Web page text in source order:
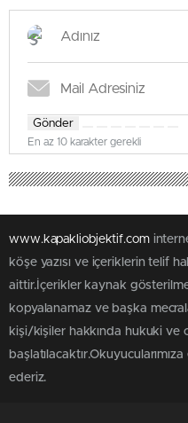
Gönder
En az 10 karakter gerekli
www.kapakliobjektif.com
köşe yazısı ve içeriklerin telif
aittir.İçerikler kaynak
kopyalanamaz ve başka
kişi/kişiler hakkında hukuki ve
ederiz.